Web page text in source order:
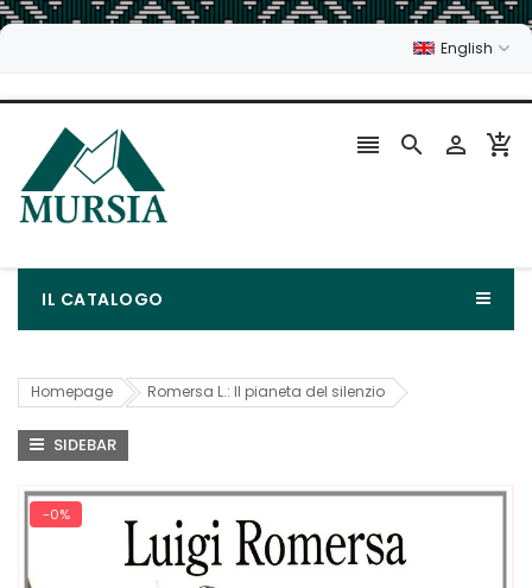
English
   
IL CATALOGO
Homepage Romersa L.: Il pianeta del silenzio
SIDEBAR
-0%